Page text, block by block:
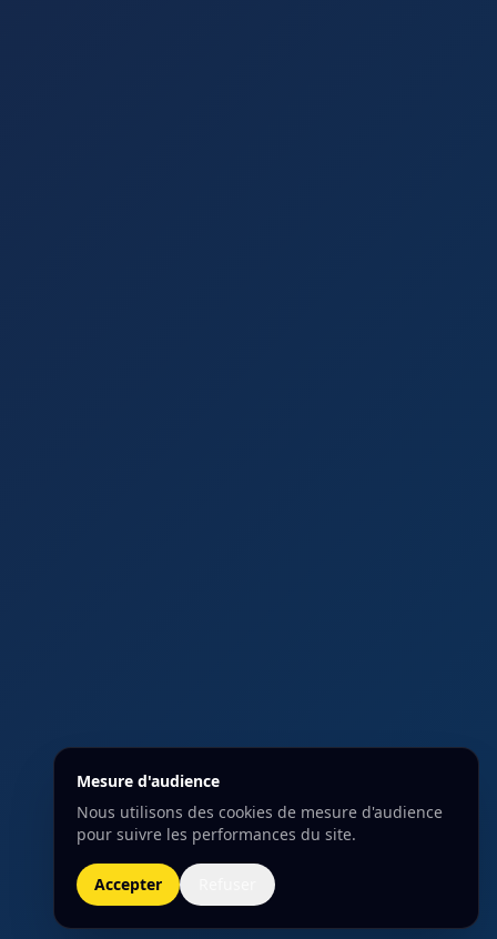
Mesure d'audience
Nous utilisons des cookies de mesure d'audience
pour suivre les performances du site.
Accepter